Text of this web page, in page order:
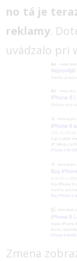
no tá je
reklamy.
uvádzalo pri
Zmena